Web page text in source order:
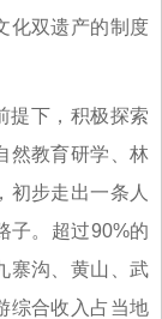
化双遗产的制度
提下，积极探索
然教育研学、林
初步走出一条人
子。超过90%的
寨沟、黄山、武
综合收入占当地